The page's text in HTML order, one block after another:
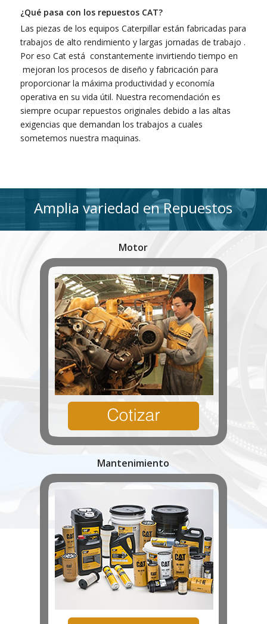
¿Qué pasa con los repuestos CAT?
Las piezas de los equipos Caterpillar están fabricadas para
trabajos de alto rendimiento y largas jornadas de trabajo .
Por eso Cat está constantemente invirtiendo tiempo en
mejoran los procesos de diseño y fabricación para
proporcionar la máxima productividad y economía
operativa en su vida útil. Nuestra recomendación es
siempre ocupar repuestos originales debido a las altas
exigencias que demandan los trabajos a cuales
sometemos nuestra maquinas.
Amplia variedad en Repuestos
Motor
Mantenimiento